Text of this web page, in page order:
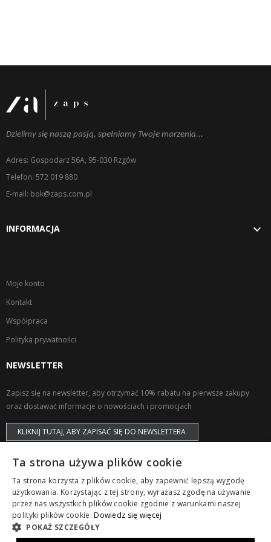
Dzielimy się naszą pasją, spełniamy Twoje marzenia...
Adres: Gospodarz 56A, 95-030 Rzgów
Telefon: 572 019 880
E-mail: bok@zaps.com.pl
INFORMACJA 
Moje konto
Kontakt
Współpraca
Polityka prywatności
NEWSLETTER
Zapisz się na newsletter, aby otrzymać 10% rabatu na pierwsze zakupy
oraz dostawać informacje o nowościach i promocjach
KLIKNIJ TUTAJ, ABY ZAPISAĆ SIĘ DO NEWSLETTERA
Copyright © ZAPS. All Rights Reserved.
Ta strona używa plików cookie
Ta strona korzysta z plików cookie, aby zapewnić lepszą wygodę
użytkowania. Korzystając z tej strony, wyrażasz zgodę na używanie
przez nas wszystkich plików cookie zgodnie z warunkami naszej
polityki plików cookie.Dowiedz się więcej
POKAŻ SZCZEGÓŁY